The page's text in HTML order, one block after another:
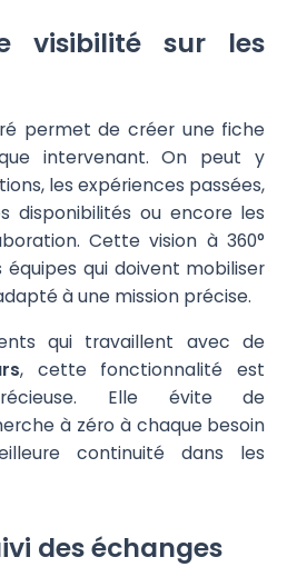
visibilité sur les
permet de créer une fiche
intervenant. On peut y
les expériences passées,
disponibilités ou encore les
Cette vision à 360°
qui doivent mobiliser
à une mission précise.
qui travaillent avec de
, cette fonctionnalité est
Elle évite de
à zéro à chaque besoin
continuité dans les
des échanges